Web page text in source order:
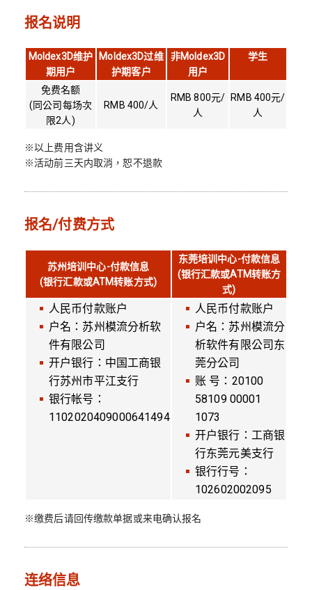
报名说明
Moldex3D维护
期用户
Moldex3D过维
护期客户
非Moldex3D
用户
学生
免费名额
(同公司每场次
限2人)
RMB 400/人
RMB 800元/
人
RMB 400元/
人
※以上费用含讲义
※活动前三天内取消，恕不退款
报名/付费方式
苏州培训中心-付款信息
(银行汇款或ATM转账方式)
东莞培训中心-付款信息
(银行汇款或ATM转账方
式)
人民币付款账户
户名：苏州模流分析软
件有限公司
开户银行：中国工商银
行苏州市平江支行
银行帐号：
1102020409000641494
人民币付款账户
户名：苏州模流分
析软件有限公司东
莞分公司
账 号：20100
58109 00001
1073
开户银行：工商银
行东莞元美支行
银行行号：
102602002095
※缴费后请回传缴款单据或来电确认报名
连络信息